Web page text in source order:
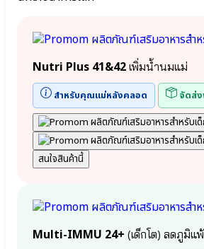
● เบต้ากลู
Beta-
glucan
Wellmune
● จุลินทรีย์ที่
ดี Bacillus
Coagulans
● ปกป้องลำไส้
Bifidobacterium
Bifidobacterium
● จุลินทรีย์มาก
โอ
Lactobacillus
Gasseri
●
กรด
อะ
มิ
โน
จาก
Multi-
Nutri Plus 41&42 เพิ่มน้ำนมแม่
สำหรับคุณแม่หลังคลอด จัดส่
สนใจสินค้านี้
Multi-IMMU 24+ (เด็กโต) ลดภูมิแพ้